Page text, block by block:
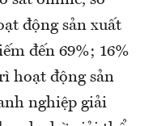
động sản xuất
đến 69%; 16%
hoạt động sản
nghiệp giải